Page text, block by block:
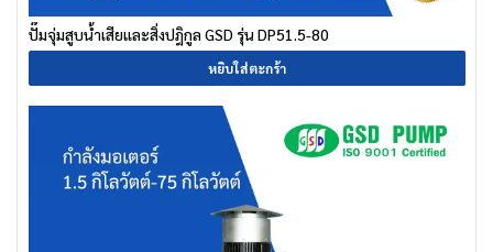
ปั๊มจุ่มสูบน้ำเสียและสิ่งปฎิกูล GSD รุ่น DP51.5-80
หยิบใส่ตะกร้า